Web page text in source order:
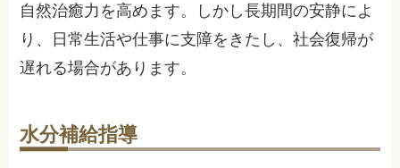
自然治癒力を高めます。しかし長期間の安静によ
り、日常生活や仕事に支障をきたし、社会復帰が
遅れる場合があります。
水分補給指導